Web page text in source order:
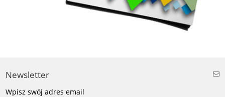
Newsletter
Wpisz swój adres email